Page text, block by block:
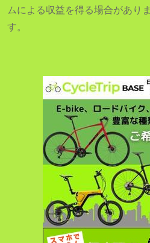
ムによる収益を得る場合がありま
す。